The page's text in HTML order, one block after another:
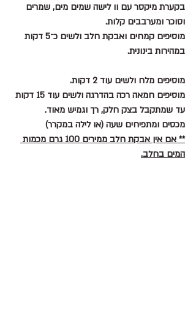
בקערת מיקסר עם וו לישה שמים מים, שמרים
וסוכר ומערבבים קלות.
מוסיפים קמחים ואבקת חלב ולשים כ־5 דקות
במהירות בינונית.
מוסיפים מלח ולשים עוד 2 דקות.
מוסיפים חמאה רכה בהדרגה ולשים עוד 15 דקות
עד שמתקבל בצק חלק, רך וגמיש מאוד.
מכסים ומתפיחים שעה (או לילה במקרר)
** אם אין אבקת חלב ממירים 100 גרם מכמות
המים בחלב.